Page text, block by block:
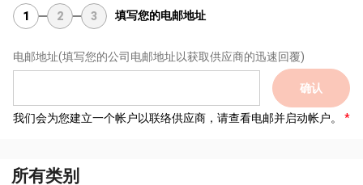
1 2 3 填写您的电邮地址
电邮地址(填写您的公司电邮地址以获取供应商的迅速回覆)
确认
我们会为您建立一个帐户以联络供应商，请查看电邮并启动帐户。
所有类别